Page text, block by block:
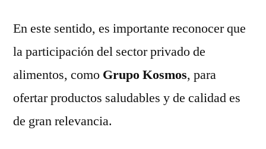
En este sentido, es importante reconocer que
la participación del sector privado de
alimentos, como Grupo Kosmos, para
ofertar productos saludables y de calidad es
de gran relevancia.